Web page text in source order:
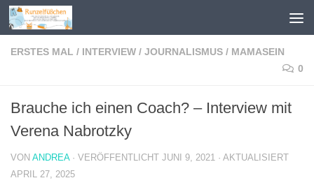
Zum Inhalt springen
ERSTES MAL / INTERVIEW / JOURNALISMUS / MAMASEIN
0
Brauche ich einen Coach? – Interview mit
Verena Nabrotzky
VON ANDREA · VERÖFFENTLICHT JUNI 9, 2021 · AKTUALISIERT
APRIL 27, 2025